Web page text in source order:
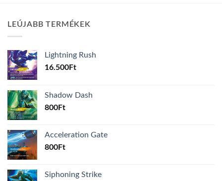
LEÚJABB TERMÉKEK
Lightning Rush
16.500Ft
Shadow Dash
800Ft
Acceleration Gate
800Ft
Siphoning Strike